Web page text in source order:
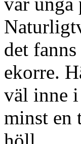
det
ekorre.
väl inne
minst en